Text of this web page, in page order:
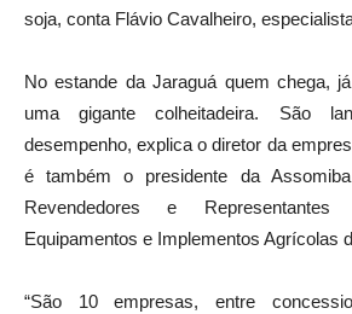
soja, conta Flávio Cavalheiro,
No estande da Jaraguá quem chega,
uma gigante colheitadeira. São
desempenho, explica o diretor da
é também o presidente da
Revendedores e
Equipamentos e Implementos Agrícolas
“São 10 empresas, entre